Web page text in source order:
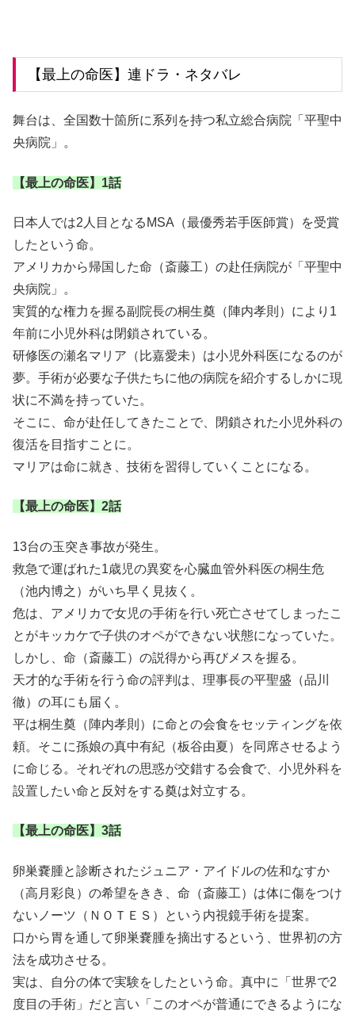
【最上の命医】連ドラ・ネタバレ
舞台は、全国数十箇所に系列を持つ私立総合病院「平聖中
央病院」。
【最上の命医】1話
日本人では2人目となるMSA（最優秀若手医師賞）を受賞
したという命。
アメリカから帰国した命（斎藤工）の赴任病院が「平聖中
央病院」。
実質的な権力を握る副院長の桐生奠（陣内孝則）により1
年前に小児外科は閉鎖されている。
研修医の瀬名マリア（比嘉愛未）は小児外科医になるのが
夢。手術が必要な子供たちに他の病院を紹介するしかに現
状に不満を持っていた。
そこに、命が赴任してきたことで、閉鎖された小児外科の
復活を目指すことに。
マリアは命に就き、技術を習得していくことになる。
【最上の命医】2話
13台の玉突き事故が発生。
救急で運ばれた1歳児の異変を心臓血管外科医の桐生危
（池内博之）がいち早く見抜く。
危は、アメリカで女児の手術を行い死亡させてしまったこ
とがキッカケで子供のオペができない状態になっていた。
しかし、命（斎藤工）の説得から再びメスを握る。
天才的な手術を行う命の評判は、理事長の平聖盛（品川
徹）の耳にも届く。
平は桐生奠（陣内孝則）に命との会食をセッティングを依
頼。そこに孫娘の真中有紀（板谷由夏）を同席させるよう
に命じる。それぞれの思惑が交錯する会食で、小児外科を
設置したい命と反対をする奠は対立する。
【最上の命医】3話
卵巣嚢腫と診断されたジュニア・アイドルの佐和なすか
（高月彩良）の希望をきき、命（斎藤工）は体に傷をつけ
ないノーツ（ＮＯＴＥＳ）という内視鏡手術を提案。
口から胃を通して卵巣嚢腫を摘出するという、世界初の方
法を成功させる。
実は、自分の体で実験をしたという命。真中に「世界で2
度目の手術」だと言い「このオペが普通にできるようにな